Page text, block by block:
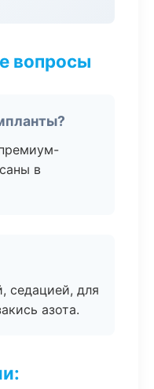
вопросы
в
седацией, для
азота.